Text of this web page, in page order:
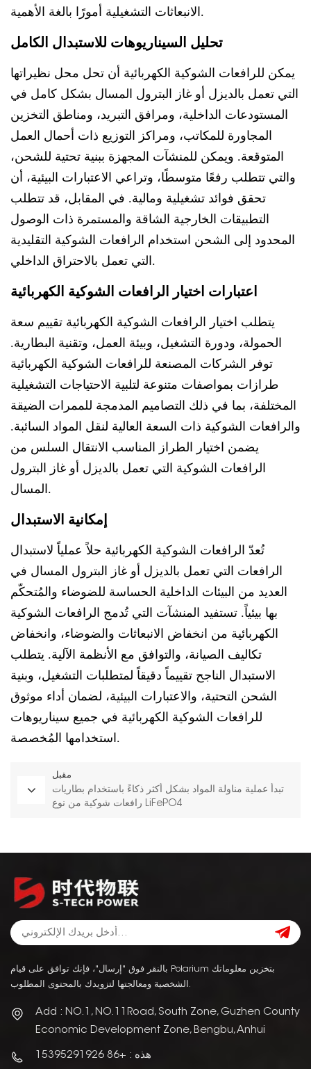
الانبعاثات التشغيلية أمورًا بالغة الأهمية.
تحليل السيناريوهات للاستبدال الكامل
يمكن للرافعات الشوكية الكهربائية أن تحل محل نظيراتها
التي تعمل بالديزل أو غاز البترول المسال بشكل كامل في
المستودعات الداخلية، ومرافق التبريد، ومناطق التخزين
المجاورة للمكاتب، ومراكز التوزيع ذات أحمال العمل
المتوقعة. ويمكن للمنشآت المجهزة ببنية تحتية للشحن،
والتي تتطلب رفعًا متوسطًا، وتراعي الاعتبارات البيئية، أن
تحقق فوائد تشغيلية ومالية. في المقابل، قد تتطلب
التطبيقات الخارجية الشاقة والمستمرة ذات الوصول
المحدود إلى الشحن استخدام الرافعات الشوكية التقليدية
التي تعمل بالاحتراق الداخلي.
اعتبارات اختيار الرافعات الشوكية الكهربائية
يتطلب اختيار الرافعات الشوكية الكهربائية تقييم سعة
الحمولة، ودورة التشغيل، وبيئة العمل، وتقنية البطارية.
توفر الشركات المصنعة للرافعات الشوكية الكهربائية
طرازات بمواصفات متنوعة لتلبية الاحتياجات التشغيلية
المختلفة، بما في ذلك التصاميم المدمجة للممرات الضيقة
والرافعات الشوكية ذات السعة العالية لنقل المواد السائبة.
يضمن اختيار الطراز المناسب الانتقال السلس من
الرافعات الشوكية التي تعمل بالديزل أو غاز البترول
المسال.
إمكانية الاستبدال
تُعدّ الرافعات الشوكية الكهربائية حلاً عملياً لاستبدال
الرافعات التي تعمل بالديزل أو غاز البترول المسال في
العديد من البيئات الداخلية الحساسة للضوضاء والمُتحكّم
بها بيئياً. تستفيد المنشآت التي تُدمج الرافعات الشوكية
الكهربائية من انخفاض الانبعاثات والضوضاء، وانخفاض
تكاليف الصيانة، والتوافق مع الأنظمة الآلية. يتطلب
الاستبدال الناجح تقييماً دقيقاً لمتطلبات التشغيل، وبنية
الشحن التحتية، والاعتبارات البيئية، لضمان أداء موثوق
للرافعات الشوكية الكهربائية في جميع سيناريوهات
استخدامها المُخصصة.
مقبل
تبدأ عملية مناولة المواد بشكل أكثر ذكاءً باستخدام بطاريات
رافعات شوكية من نوع LiFePO4
بالنقر فوق "إرسال"، فإنك توافق على قيام Polarium بتخزين معلوماتك
الشخصية ومعالجتها لتزويدك بالمحتوى المطلوب.
Add : NO.1, NO.11Road, South Zone, Guzhen County
Economic Development Zone, Bengbu, Anhui
هذه : +86 15395291926